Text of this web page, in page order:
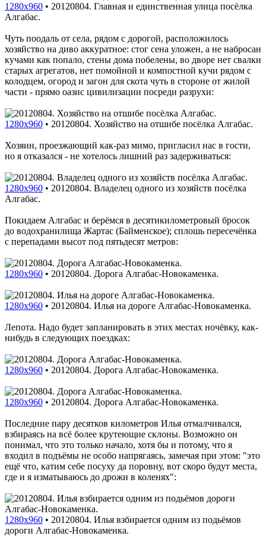
1280x960 • 20120804. Главная и единственная улица посёлка
Алгабас.
Чуть поодаль от села, рядом с дорогой, расположилось
хозяйство на диво аккуратное: стог сена уложен, а не набросан
кучами как попало, стены дома побелены, во дворе нет свалки
старых агрегатов, нет помойной и компостной кучи рядом с
колодцем, огород и загон для скота чуть в стороне от жилой
части - прямо оазис цивилизации посреди разрухи:
1280x960 • 20120804. Хозяйство на отшибе посёлка Алгабас.
Хозяин, проезжающий как-раз мимо, пригласил нас в гости,
но я отказался - не хотелось лишний раз задерживаться:
1280x960 • 20120804. Владелец одного из хозяйств посёлка
Алгабас.
Покидаем Алгабас и берёмся в десятикилометровый бросок
до водохранилища Жартас (Байменское); сплошь пересечёнка
с перепадами высот под пятьдесят метров:
1280x960 • 20120804. Дорога Алгабас-Новокаменка.
1280x960 • 20120804. Илья на дороге Алгабас-Новокаменка.
Лепота. Надо будет запланировать в этих местах ночёвку, как-
нибудь в следующих поездках:
1280x960 • 20120804. Дорога Алгабас-Новокаменка.
1280x960 • 20120804. Дорога Алгабас-Новокаменка.
Последние пару десятков километров Илья отмалчивался,
взбираясь на всё более крутеющие склоны. Возможно он
понимал, что это только начало, хотя бы и потому, что я
входил в подъёмы не особо напрягаясь, замечая при этом: "это
ещё что, катим себе посуху да поровну, вот скоро будут места,
где и я изматываюсь до дрожи в коленях":
1280x960 • 20120804. Илья взбирается одним из подьёмов
дороги Алгабас-Новокаменка.